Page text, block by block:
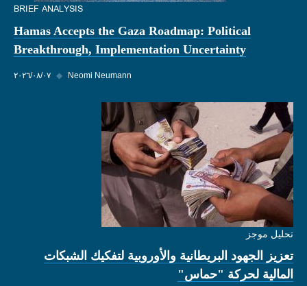
BRIEF ANALYSIS
Hamas Accepts the Gaza Roadmap: Political
Breakthrough, Implementation Uncertainty
٠٧‏/٠٨‏/٢٠٢٦ ◆ Neomi Neumann
تحليل موجز
تعزيز الجهود البريطانية والأوروبية لتفكيك الشبكات
المالية لحركة "حماس"